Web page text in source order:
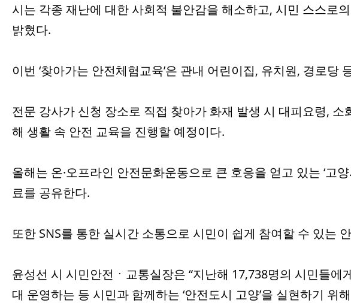
시는 각종 재난에 대한 사회적 불안감을 해소하고, 시민 스스로
밝혔다.
이번 ‘찾아가는 안전체험교육’은 관내 어린이집, 유치원, 경로
전문 강사가 신청 장소로 직접 찾아가 화재 발생 시 대피요령,
해 생활 속 안전 교육을 진행할 예정이다.
올해는 온·오프라인 안전문화운동으로 큰 호응을 얻고 있는 ‘고
료를 공유한다.
또한 SNS를 통한 실시간 소통으로 시민이 쉽게 참여할 수 있는
윤성선 시 시민안전ㆍ교통실장은 “지난해 17,738명의 시민들
대 운영하는 등 시민과 함께하는 ‘안전도시 고양’을 실현하기 위